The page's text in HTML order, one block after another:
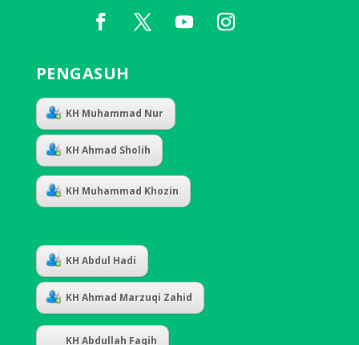
PENGASUH
KH Muhammad Nur
KH Ahmad Sholih
KH Muhammad Khozin
KH Abdul Hadi
KH Ahmad Marzuqi Zahid
KH Abdullah Faqih